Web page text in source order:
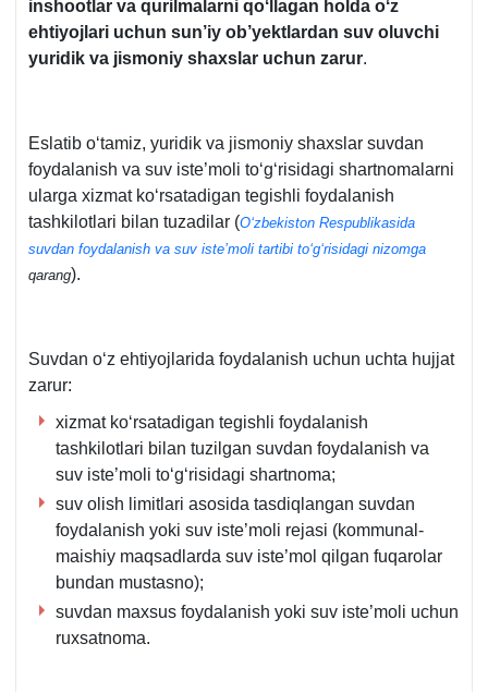
inshootlar va qurilmalarni qoʻllagan holda oʻz
ehtiyojlari uchun sun’iy ob’yektlardan suv oluvchi
yuridik va jismoniy shaхslar uchun zarur.
Eslatib oʻtamiz, yuridik va jismoniy shaхslar suvdan
foydalanish va suv iste’moli toʻgʻrisidagi shartnomalarni
ularga хizmat koʻrsatadigan tegishli foydalanish
tashkilotlari bilan tuzadilar (Oʻzbekiston Respublikasida
suvdan foydalanish va suv iste’moli tartibi toʻgʻrisidagi nizomga
qarang).
Suvdan oʻz ehtiyojlarida foydalanish uchun uchta hujjat
zarur:
хizmat koʻrsatadigan tegishli foydalanish
tashkilotlari bilan tuzilgan suvdan foydalanish va
suv iste’moli toʻgʻrisidagi shartnoma;
suv olish limitlari asosida tasdiqlangan suvdan
foydalanish yoki suv iste’moli rejasi (kommunal-
maishiy maqsadlarda suv iste’mol qilgan fuqarolar
bundan mustasno);
suvdan maхsus foydalanish yoki suv iste’moli uchun
ruхsatnoma.